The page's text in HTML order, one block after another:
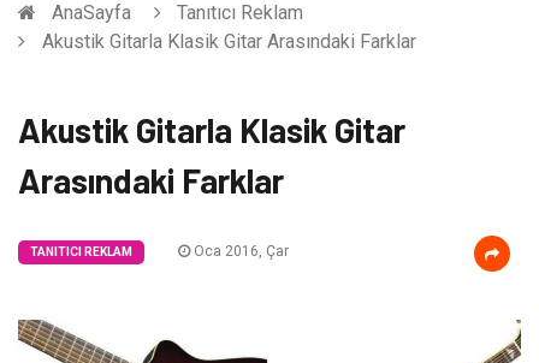
AnaSayfa
Tanıtıcı Reklam
Akustik Gitarla Klasik Gitar Arasındaki Farklar
Akustik Gitarla Klasik Gitar
Arasındaki Farklar
TANITICI REKLAM Oca 2016, Çar